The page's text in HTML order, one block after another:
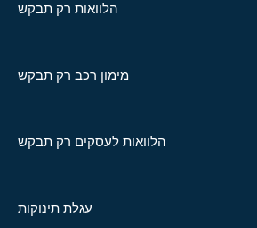
הלוואות רק תבקש
מימון רכב רק תבקש
הלוואות לעסקים רק תבקש
עגלת תינוקות